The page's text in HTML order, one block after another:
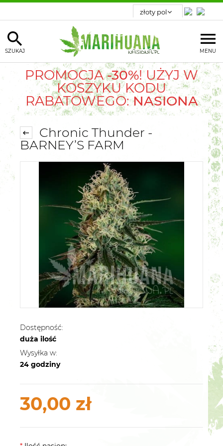
MENU
SZUKAJ
PROMOCJA-30%! UŻYJ W
KOSZYKU KODU
RABATOWEGO:NASIONA
Chronic Thunder -
BARNEY’S FARM
Dostępność:
duża ilość
Wysyłka w:
24 godziny
30,00 zł